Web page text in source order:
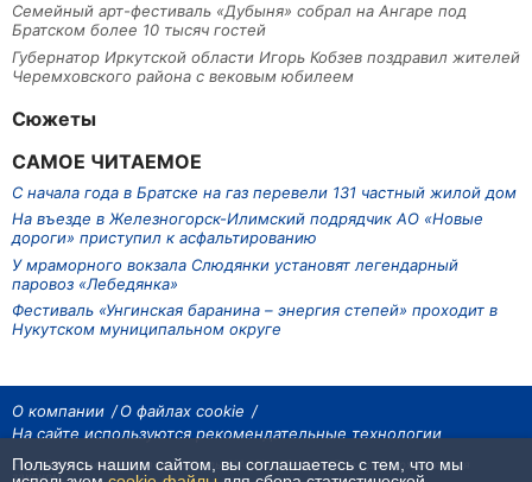
Семейный арт-фестиваль «Дубыня» собрал на Ангаре под
Братском более 10 тысяч гостей
Губернатор Иркутской области Игорь Кобзев поздравил жителей
Черемховского района с вековым юбилеем
Сюжеты
САМОЕ ЧИТАЕМОЕ
С начала года в Братске на газ перевели 131 частный жилой дом
На въезде в Железногорск-Илимский подрядчик АО «Новые
дороги» приступил к асфальтированию
У мраморного вокзала Слюдянки установят легендарный
паровоз «Лебедянка»
Фестиваль «Унгинская баранина – энергия степей» проходит в
Нукутском муниципальном округе
О компании
О файлах cookie
На сайте используются рекомендательные технологии
На сайте размещаются материалы ИА «Наш Север». Все права охраняются
законом.
Пользуясь нашим сайтом, вы соглашаетесь с тем, что мы